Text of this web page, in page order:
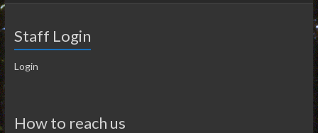
Staff Login
Login
How to reach us